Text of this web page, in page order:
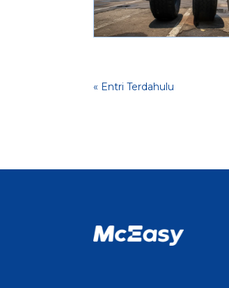
« Entri Terdahulu